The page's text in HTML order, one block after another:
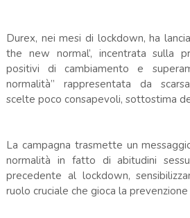
Durex, nei mesi di lockdown, ha
the new normal’, incentrata sulla
positivi di cambiamento e
normalità” rappresentata da
scelte poco consapevoli, sottostima
La campagna trasmette un
normalità in fatto di abitudini
precedente al lockdown,
ruolo cruciale che gioca la